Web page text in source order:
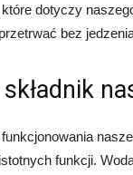
dotyczy
bez
istotnych funkcji.